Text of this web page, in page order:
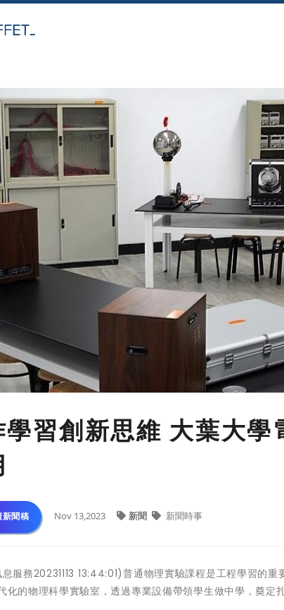
學習創新思維 大葉大
新聞稿 Nov 13,2023 新聞 新聞時事
服務20231113 13:44:01)普通物理實驗課程是工程學習的
化的物理科學實驗室，透過專業設備帶領學生做中學，奠